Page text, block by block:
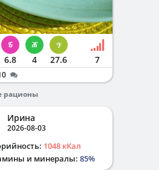
6.8 4 27.6 7
рационы
Ирина
2026-08-03
1048 кКал
и минералы: 85%